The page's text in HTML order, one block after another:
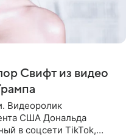
Свифт из видео
Видеоролик
США Дональда
в соцсети TikTok,